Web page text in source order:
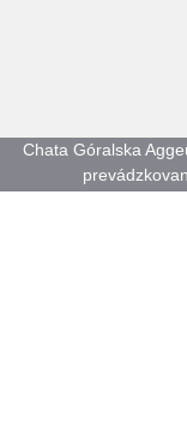
Chata Góralska